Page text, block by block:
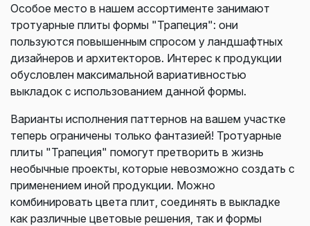
Особое место в нашем ассортименте занимают
тротуарные плиты формы "Трапеция": они
пользуются повышенным спросом у ландшафтных
дизайнеров и архитекторов. Интерес к продукции
обусловлен максимальной вариативностью
выкладок с использованием данной формы.
Варианты исполнения паттернов на вашем участке
теперь ограничены только фантазией! Тротуарные
плиты "Трапеция" помогут претворить в жизнь
необычные проекты, которые невозможно создать с
применением иной продукции. Можно
комбинировать цвета плит, соединять в выкладке
как различные цветовые решения, так и формы